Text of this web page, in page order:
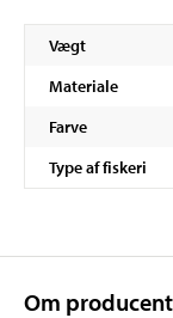
Vægt
Materiale
Farve
Type af fiskeri
Om